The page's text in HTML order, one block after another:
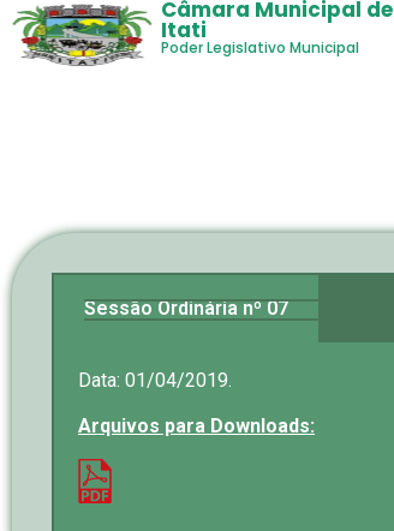
Câmara Municipal de
Itati
Poder Legislativo Municipal
Sessão Ordinária nº 07
Data: 01/04/2019.
Arquivos para Downloads: